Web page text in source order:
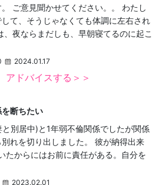
ご意見聞かせてください。。 わたし
て、そうじゃなくても体調に左右され
、夜ならまだしも、早朝寝てるのに起こ
2024.01.17
アドバイスする＞＞
断ちたい
別居中)と1年弱不倫関係でしたが関係
れを切り出しました。 彼が納得出来
たからにはお前に責任がある。自分を
2023.02.01